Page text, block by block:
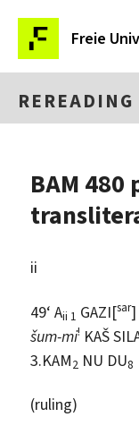
Freie
BAM
ii
49‘ Aii 1 GAZI[sar]
šum-mi! KAŠ
3.KAM2 NU DU8
(ruling)